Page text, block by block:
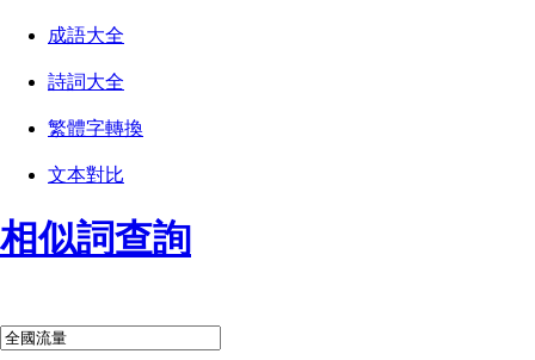
成語大全
詩詞大全
繁體字轉換
文本對比
相似詞查詢